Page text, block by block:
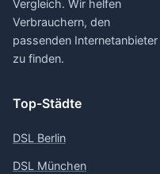
Vergleich. Wir helfen
Verbrauchern, den
passenden Internetanbieter
zu finden.
Top-Städte
DSL Berlin
DSL München